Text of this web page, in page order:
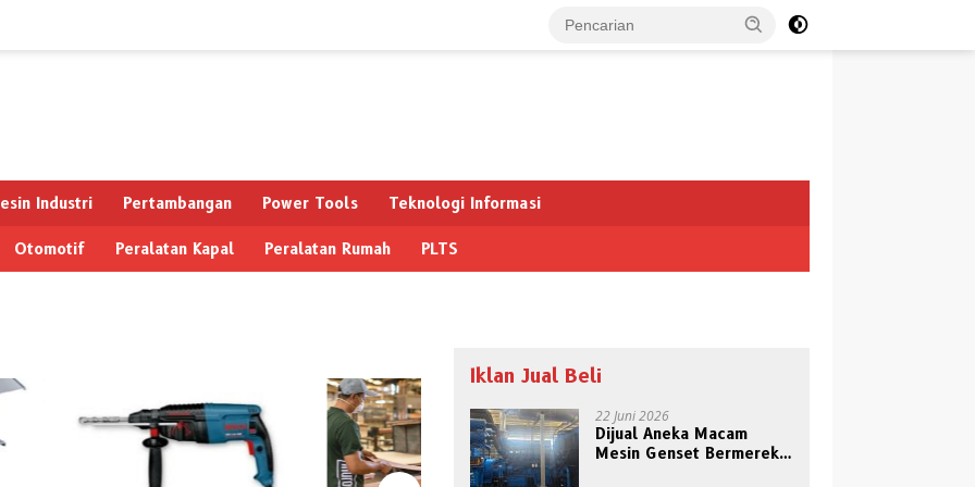
Industri Pertambangan Power Tools Teknologi Informasi
Otomotif Peralatan Kapal Peralatan Rumah PLTS
Iklan Jual Beli
22 Juni 2026
Dijual Aneka Macam
Mesin Genset Bermerek